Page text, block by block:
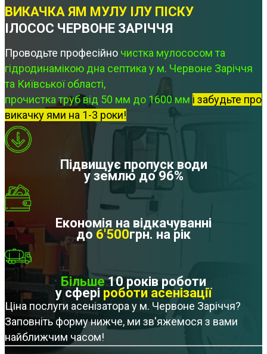
ВИКАЧКА ЯМ МУЛУ ІЛУ ПІСКУ
ІЛОСОС ЧЕРВОНЕ ЗАРІЧЧЯ
Проводьте професійно чистка мулососом та
гідродинамікою дна септика у м. Червоне Заріччя
та Київської області,
прочистка труб від 50 мм до 1600 мм і забудьте про
викачку ями на 1-3 роки!
Підвищує пропуск води
у землю до 96%
Економія на відкачуванні
до 6'500грн. на рік
Більше10 років роботи
у сфері роботи асенізації
Ціна послуги асенізатора у м. Червоне Заріччя?
Заповніть форму нижче, ми зв'яжемося з вами
найближчим часом!